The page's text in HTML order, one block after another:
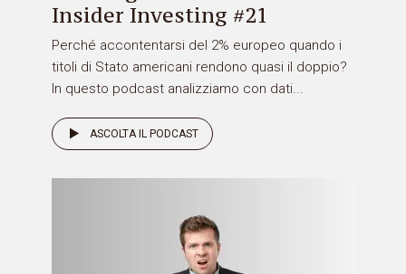
Insider Investing #21
Perché accontentarsi del 2% europeo quando i
titoli di Stato americani rendono quasi il doppio?
In questo podcast analizziamo con dati...
ASCOLTA IL PODCAST